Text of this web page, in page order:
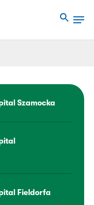
Menu
Szamocka
Fieldorfa